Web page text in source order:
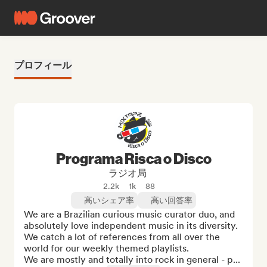
プロフィール
Programa Risca o Disco
ラジオ局
2.2k 1k
88
高いシェア率
高い回答率
We are a Brazilian curious music curator duo, and
absolutely love independent music in its diversity.
We catch a lot of references from all over the
world for our weekly themed playlists.
We are mostly and totally into rock in general - p...